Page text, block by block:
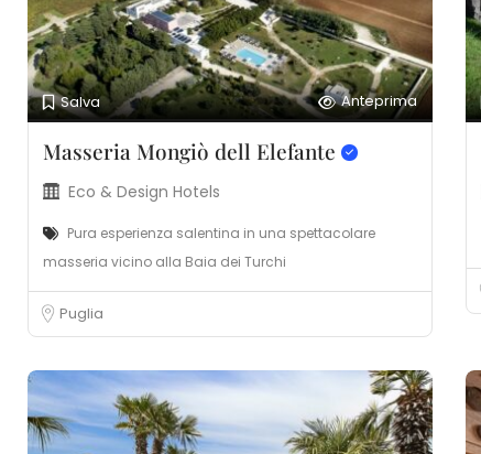
Salva Anteprima
Masseria Mongiò dell Elefante
Eco & Design Hotels
Pura esperienza salentina in una spettacolare
masseria vicino alla Baia dei Turchi
Puglia